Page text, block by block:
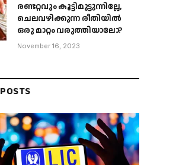
രണ്ടറ്റവും കൂട്ടിമുട്ടുന്നില്ലേ,
ചെലവഴിക്കുന്ന രീതിയിൽ
ഒരു മാറ്റം വരുത്തിയാലോ?
November 16, 2023